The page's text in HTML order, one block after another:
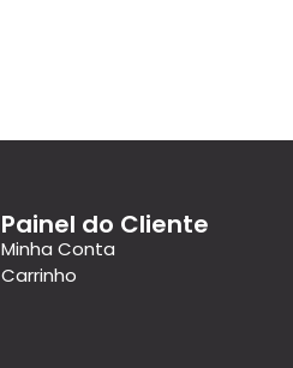
Painel do Cliente
Minha Conta
Carrinho